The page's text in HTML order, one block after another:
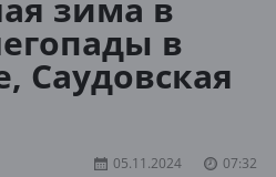
зима в
в
Саудовская
05.11.2024 07:32